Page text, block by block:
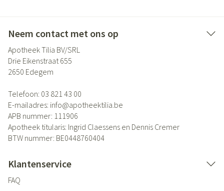
Neem contact met ons op
Apotheek Tilia BV/SRL
Drie Eikenstraat 655
2650 Edegem
Telefoon: 03 821 43 00
E-mailadres: info@apotheektilia.be
APB nummer: 111906
Apotheek titularis: Ingrid Claessens en Dennis Cremer
BTW nummer: BE0448760404
Klantenservice
FAQ